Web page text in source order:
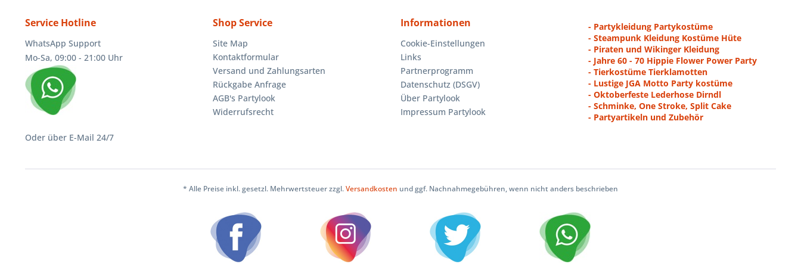
Service Hotline
WhatsApp Support
Mo-Sa, 09:00 - 21:00 Uhr
Oder über E-Mail 24/7
Shop Service
Site Map
Kontaktformular
Versand und Zahlungsarten
Rückgabe Anfrage
AGB's Partylook
Widerrufsrecht
Informationen
Cookie-Einstellungen
Links
Partnerprogramm
Datenschutz (DSGV)
Über Partylook
Impressum Partylook
- Partykleidung Partykostüme
- Steampunk Kleidung Kostüme Hüte
- Piraten und Wikinger Kleidung
- Jahre 60 - 70 Hippie Flower Power Party
- Tierkostüme Tierklamotten
- Lustige JGA Motto Party kostüme
- Oktoberfeste Lederhose Dirndl
- Schminke, One Stroke, Split Cake
- Partyartikeln und Zubehör
* Alle Preise inkl. gesetzl. Mehrwertsteuer zzgl.Versandkosten und ggf. Nachnahmegebühren, wenn nicht anders beschrieben